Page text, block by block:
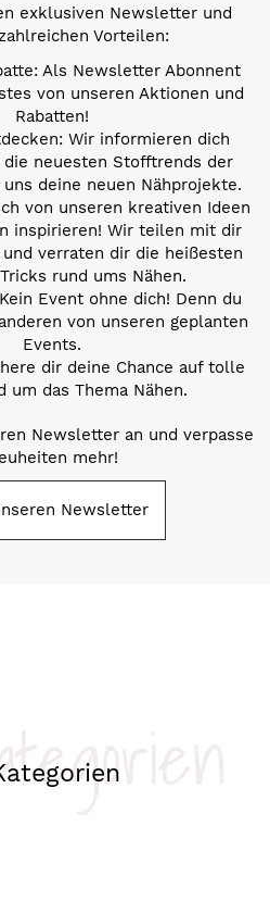
exklusiven Newsletter und
Vorteilen:
Als Newsletter Abonnent
von unseren Aktionen und
Rabatten!
Wir informieren dich
die neuesten Stofftrends der
deine neuen Nähprojekte.
von unseren kreativen Ideen
inspirieren! Wir teilen mit dir
und verraten dir die heißesten
rund ums Nähen.
Event ohne dich! Denn du
von unseren geplanten
Events.
dir deine Chance auf tolle
um das Thema Nähen.
Newsletter an und verpasse
mehr!
Newsletter